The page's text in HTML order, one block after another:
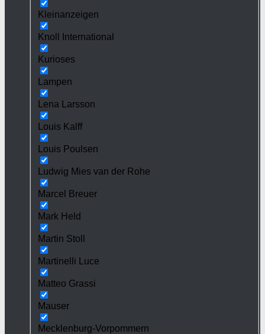
Kleinanzeigen
Knoll International
Kurioses
Lampen
Lena Larsson
Louis Kalff
Louis Poulsen
Ludwig Mies van der Rohe
Marcel Breuer
Mark Held
Martin Stoll
Martinelli Luce
Matteo Grassi
Mauser
Mecklenburg-Vorpommern